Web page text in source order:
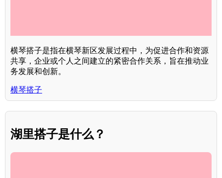
横琴搭子是指在横琴新区发展过程中，为促进合作和资源
共享，企业或个人之间建立的紧密合作关系，旨在推动业
务发展和创新。
横琴搭子
湖里搭子是什么？